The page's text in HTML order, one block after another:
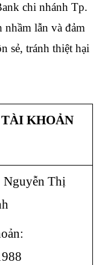
chi nhánh Tp.
lẫn và đảm
sẻ, tránh thiệt hại
KHOẢN
Thị